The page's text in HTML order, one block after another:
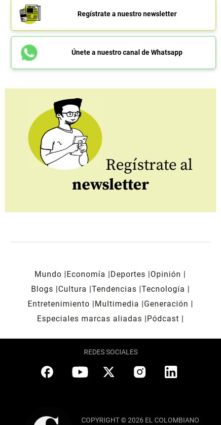
Regístrate a nuestro newsletter
Únete a nuestro canal de Whatsapp
Regístrate al
newsletter
Mundo Economía Deportes
Opinión
Blogs
Cultura Tendencias Tecnología
Entretenimiento
Multimedia
Generación
Especiales marcas aliadas
Pódcast
REDES SOCIALES
COPYRIGHT © 2026 EL COLOMBIANO